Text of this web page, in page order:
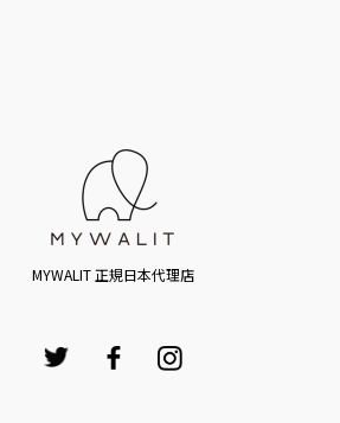
MYWALIT 正規日本代理店